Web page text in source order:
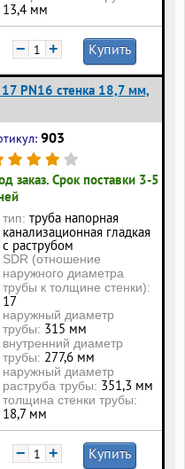
13,4 мм
− + Купить
PN16 стенка 18,7 мм,
903
заказ. Срок поставки 3-5
тип: труба напорная
канализационная гладкая
с раструбом
SDR (отношение
наружного диаметра
трубы к толщине стенки):
17
наружный диаметр
трубы: 315 мм
внутренний диаметр
трубы: 277,6 мм
наружный диаметр
раструба трубы: 351,3 мм
толщина стенки трубы:
18,7 мм
− + Купить